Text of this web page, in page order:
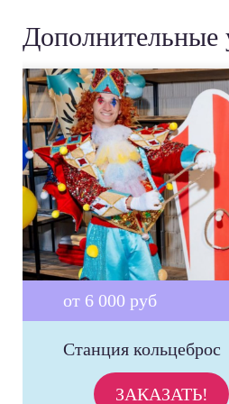
Дополнительные
от 6 000 руб
Станция кольцеброс
ЗАКАЗАТЬ!